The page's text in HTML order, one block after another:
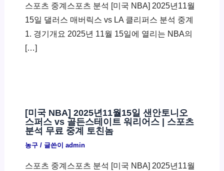
스포츠 중계스포츠 분석 [미국 NBA] 2025년11월
15일 댈러스 매버릭스 vs LA 클리퍼스 분석 중계
1. 경기개요 2025년 11월 15일에 열리는 NBA의
[…]
[미국 NBA] 2025년11월15일 샌안토니오
스퍼스 vs 골든스테이트 워리어스 | 스포츠
분석 무료 중계 토친놈
농구/ 글쓴이 admin
스포츠 중계스포츠 분석 [미국 NBA] 2025년11월